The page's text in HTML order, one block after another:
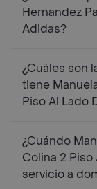
Hernandez
Adidas?
¿Cuáles son
tiene
Piso Al Lado
¿Cuándo
Colina 2
servicio a